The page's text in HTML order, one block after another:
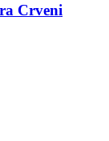
Crveni